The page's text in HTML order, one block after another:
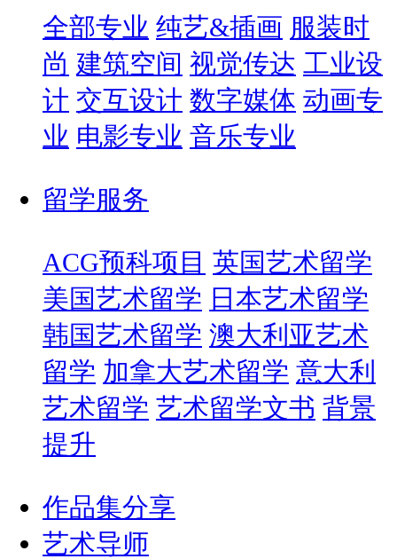
全部专业 纯艺&插画 服装时
尚 建筑空间 视觉传达 工业设
计 交互设计 数字媒体 动画专
业 电影专业 音乐专业
留学服务
ACG预科项目 英国艺术留学
美国艺术留学 日本艺术留学
韩国艺术留学 澳大利亚艺术
留学 加拿大艺术留学 意大利
艺术留学 艺术留学文书 背景
提升
作品集分享
艺术导师